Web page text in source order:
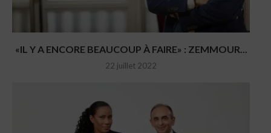
«IL Y A ENCORE BEAUCOUP À FAIRE» : ZEMMOUR...
22 juillet 2022